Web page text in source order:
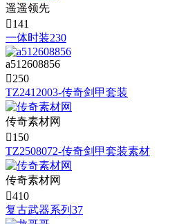
遥遥领先
141
一体时装230
a512608856
250
TZ2412003-传奇剑甲套装
传奇素材网
150
TZ2508072-传奇剑甲套装素材
传奇素材网
410
复古武器系列37